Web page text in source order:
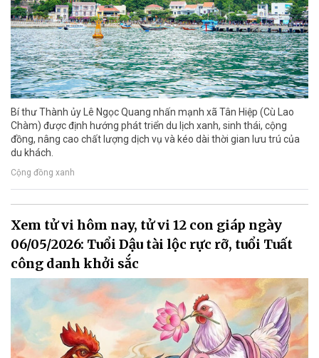
Bí thư Thành ủy Lê Ngọc Quang nhấn mạnh xã Tân Hiệp (Cù Lao
Chàm) được định hướng phát triển du lịch xanh, sinh thái, cộng
đồng, nâng cao chất lượng dịch vụ và kéo dài thời gian lưu trú của
du khách.
Cộng đồng xanh
Xem tử vi hôm nay, tử vi 12 con giáp ngày
06/05/2026: Tuổi Dậu tài lộc rực rỡ, tuổi Tuất
công danh khởi sắc